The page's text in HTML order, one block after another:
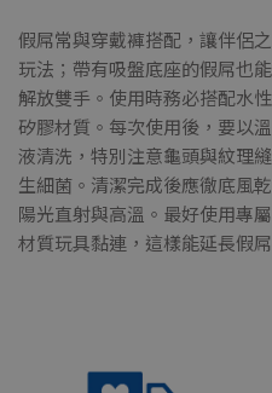
假屌常與穿戴褲搭配，讓伴侶
玩法；帶有吸盤底座的假屌也
解放雙手。使用時務必搭配水
矽膠材質。每次使用後，要以
液清洗，特別注意龜頭與紋理
生細菌。清潔完成後應徹底風
陽光直射與高溫。最好使用專
材質玩具黏連，這樣能延長假